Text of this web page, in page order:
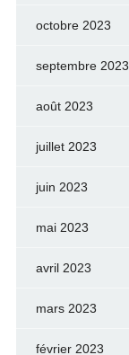
octobre 2023
septembre 2023
août 2023
juillet 2023
juin 2023
mai 2023
avril 2023
mars 2023
février 2023